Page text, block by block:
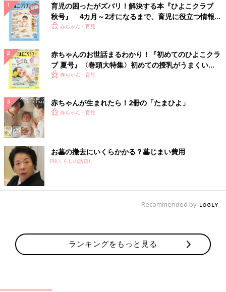
育児の困ったがズバリ！解決する本『ひよこクラブ
秋号』 4カ月～2才になるまで、育児に役立つ情報が
いっぱい！
赤ちゃん・育児
赤ちゃんのお世話まるわかり！『初めてのひよこクラ
ブ 夏号』〈巻頭大特集〉初めての授乳がうまくい
く！ おっぱい・ミルクの基本と夏のトラブル 解決テ
赤ちゃん・育児
赤ちゃんが生まれたら！2冊の「たまひよ」
赤ちゃん・育児
お墓の撤去にいくらかかる？墓じまい費用
PR(くらしの話題)
Recommended by
ランキングをもっと見る